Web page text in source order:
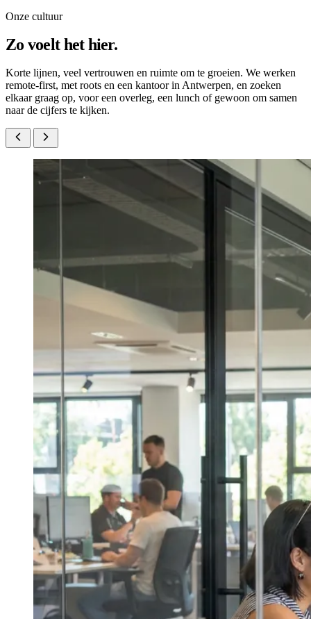
Onze cultuur
Zo voelt het hier.
Korte lijnen, veel vertrouwen en ruimte om te groeien. We werken
remote-first, met roots en een kantoor in Antwerpen, en zoeken
elkaar graag op, voor een overleg, een lunch of gewoon om samen
naar de cijfers te kijken.